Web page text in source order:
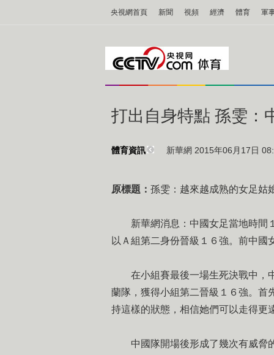
央視網首頁 新聞 視頻 經濟 體育 軍
打出自身特點 孫雯：
體育資訊 新華網 2015年06月17日
原標題： 孫雯：越來越成熟的女足姑
新華網消息：中國女足當地時間
以Ａ組第二身份晉級１６強。前中
在小組賽最後一場生死決戰中，
蘭隊，獲得小組第二晉級１６強。首
持這樣的狀態，相信她們可以走得更
中國隊開場後形成了幾次有威脅